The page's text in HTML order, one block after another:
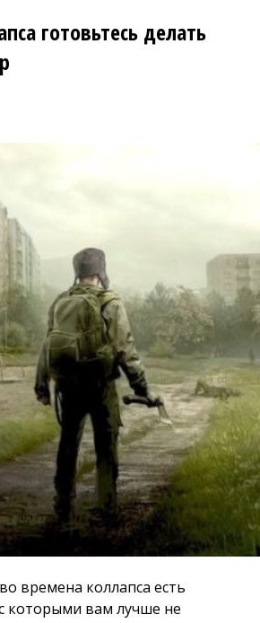
готовьтесь делать
времена коллапса есть
которыми вам лучше не